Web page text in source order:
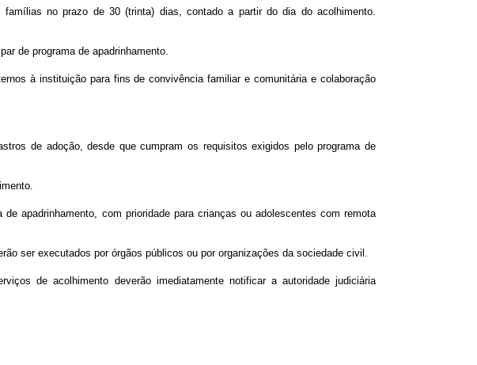
no prazo de 30 (trinta) dias, contado a partir do dia do acolhimento.
de programa de apadrinhamento.
à instituição para fins de convivência familiar e comunitária e colaboração
de adoção, desde que cumpram os requisitos exigidos pelo programa de
apadrinhamento, com prioridade para crianças ou adolescentes com remota
ser executados por órgãos públicos ou por organizações da sociedade civil.
de acolhimento deverão imediatamente notificar a autoridade judiciária